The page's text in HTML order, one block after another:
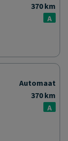
370 km
A
Automaat
370 km
A